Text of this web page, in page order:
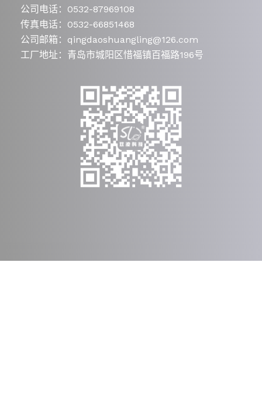
公司电话：0532-87969108
传真电话：0532-66851468
公司邮箱：qingdaoshuangling@126.com
工厂地址：青岛市城阳区惜福镇百福路196号